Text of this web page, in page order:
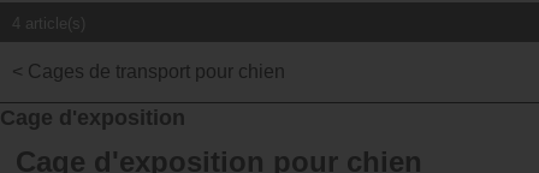
4 article(s)
< Cages de transport pour chien
Cage d'exposition
Cage d'exposition pour chien